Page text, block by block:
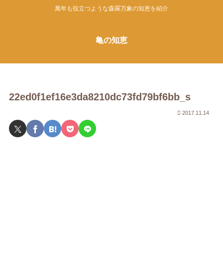
萬年も役立つような森羅万象の知恵を紹介
亀の知恵
22ed0f1ef16e3da8210dc73fd79bf6bb_s
2017.11.14